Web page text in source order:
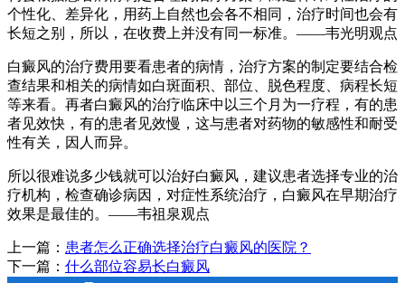
个性化、差异化，用药上自然也会各不相同，治疗时间也会有
长短之别，所以，在收费上并没有同一标准。——韦光明观点
白癜风的治疗费用要看患者的病情，治疗方案的制定要结合检
查结果和相关的病情如白斑面积、部位、脱色程度、病程长短
等来看。再者白癜风的治疗临床中以三个月为一疗程，有的患
者见效快，有的患者见效慢，这与患者对药物的敏感性和耐受
性有关，因人而异。
所以很难说多少钱就可以治好白癜风，建议患者选择专业的治
疗机构，检查确诊病因，对症性系统治疗，白癜风在早期治疗
效果是最佳的。——韦祖泉观点
上一篇： 患者怎么正确选择治疗白癜风的医院？
下一篇： 什么部位容易长白癜风